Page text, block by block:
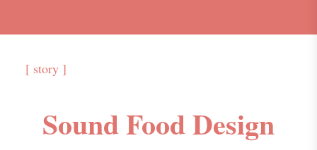
[ story ]
Sound Food Design